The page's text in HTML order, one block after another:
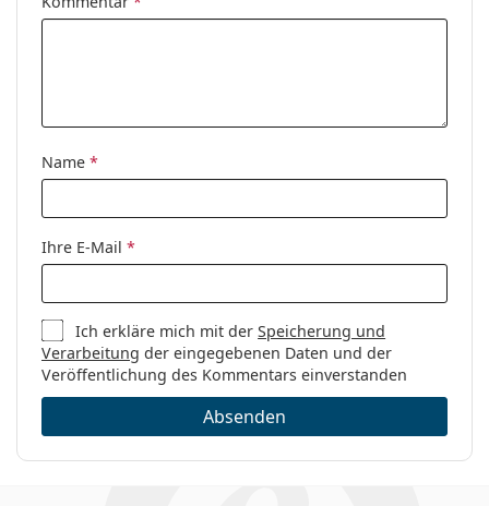
Sex:
Damen
Code:
0AX3076 8271 53
Name *
Ihre E-Mail *
Ich erkläre mich mit derSpeicherung und
Verarbeitung der eingegebenen Daten und der
Veröffentlichung des Kommentars einverstanden
Absenden